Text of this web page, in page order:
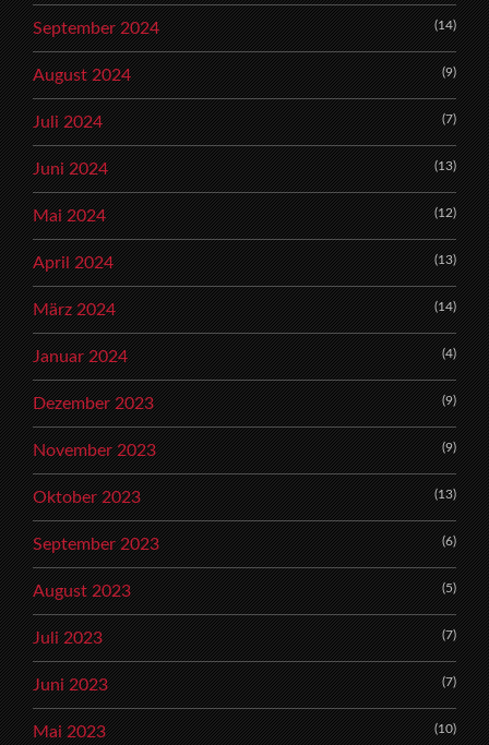
September 2024 (14)
August 2024 (9)
Juli 2024 (7)
Juni 2024 (13)
Mai 2024 (12)
April 2024 (13)
März 2024 (14)
Januar 2024 (4)
Dezember 2023 (9)
November 2023 (9)
Oktober 2023 (13)
September 2023 (6)
August 2023 (5)
Juli 2023 (7)
Juni 2023 (7)
Mai 2023 (10)